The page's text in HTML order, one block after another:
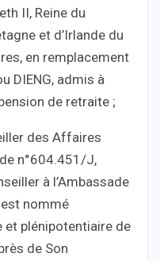
II, Reine du
et d’Irlande du
en remplacement
DIENG, admis à
de retraite ;
des Affaires
n°604.451/J,
à l’Ambassade
est nommé
et plénipotentiaire de
de Son